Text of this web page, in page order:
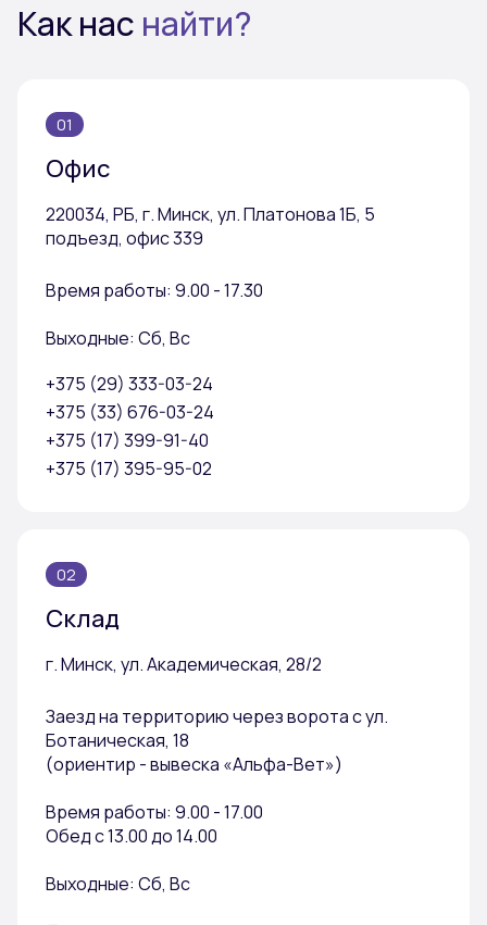
Как нас найти?
01
Офис
220034, РБ, г. Минск, ул. Платонова 1Б, 5
подъезд, офис 339
Время работы: 9.00 - 17.30
Выходные: Сб, Вс
+375 (29) 333-03-24
+375 (33) 676-03-24
+375 (17) 399-91-40
+375 (17) 395-95-02
02
Склад
г. Минск, ул. Академическая, 28/2
Заезд на территорию через ворота с ул.
Ботаническая, 18
(ориентир - вывеска «Альфа-Вет»)
Время работы: 9.00 - 17.00
Обед с 13.00 до 14.00
Выходные: Сб, Вс